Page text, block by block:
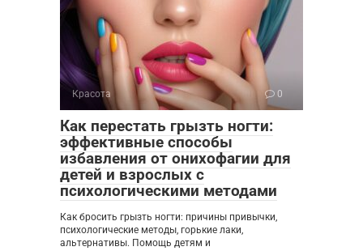
Красота 0
Как перестать грызть ногти:
эффективные способы
избавления от онихофагии для
детей и взрослых с
психологическими методами
Как бросить грызть ногти: причины привычки,
психологические методы, горькие лаки,
альтернативы. Помощь детям и